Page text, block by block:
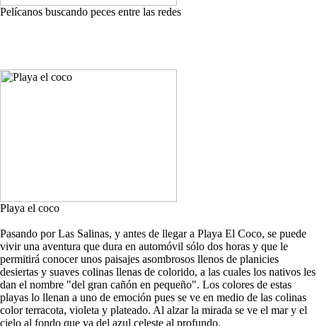
Pelícanos buscando peces entre las redes
Playa el coco
Pasando por Las Salinas, y antes de llegar a Playa El Coco, se puede
vivir una aventura que dura en automóvil sólo dos horas y que le
permitirá conocer unos paisajes asombrosos llenos de planicies
desiertas y suaves colinas llenas de colorido, a las cuales los nativos les
dan el nombre "del gran cañón en pequeño". Los colores de estas
playas lo llenan a uno de emoción pues se ve en medio de las colinas
color terracota, violeta y plateado. Al alzar la mirada se ve el mar y el
cielo al fondo que va del azul celeste al profundo.